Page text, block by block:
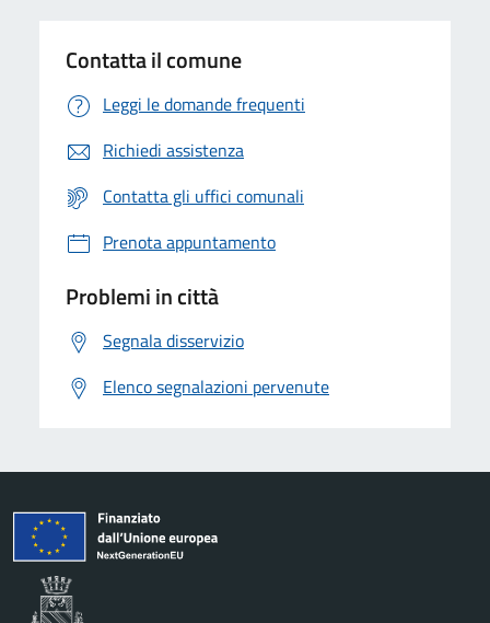
Contatta il comune
Leggi le domande frequenti
Richiedi assistenza
Contatta gli uffici comunali
Prenota appuntamento
Problemi in città
Segnala disservizio
Elenco segnalazioni pervenute